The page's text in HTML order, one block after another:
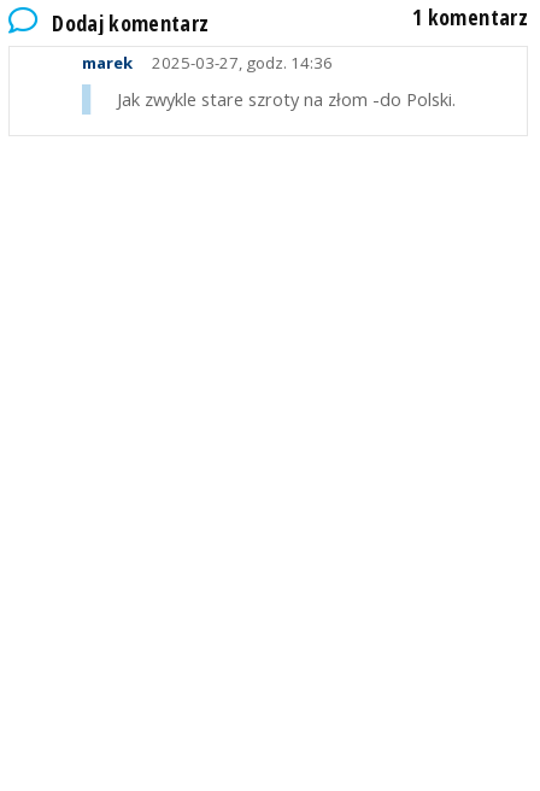
Dodaj komentarz 1 komentarz
marek 2025-03-27, godz. 14:36
Jak zwykle stare szroty na złom -do Polski.